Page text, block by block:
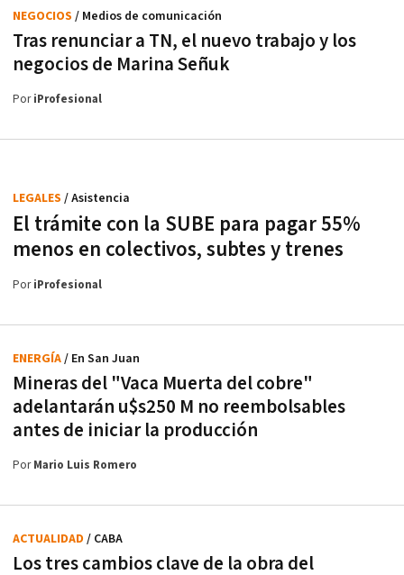
Tras renunciar a TN, el nuevo trabajo y los
negocios de Marina Señuk
NEGOCIOS / Medios de comunicación
PoriProfesional
El trámite con la SUBE para pagar 55%
menos en colectivos, subtes y trenes
LEGALES / Asistencia
PoriProfesional
Mineras del "Vaca Muerta del cobre"
adelantarán u$s250 M no reembolsables
antes de iniciar la producción
ENERGÍA/ En San Juan
PorMario Luis Romero
Los tres cambios clave de la obra del
ACTUALIDAD / CABA